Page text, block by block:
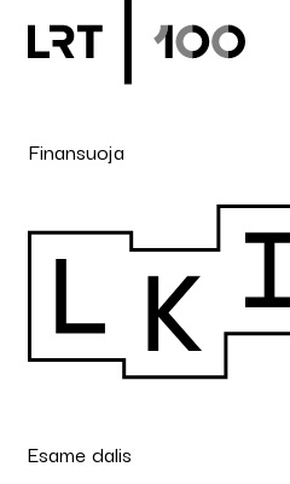
Finansuoja
Esame dalis